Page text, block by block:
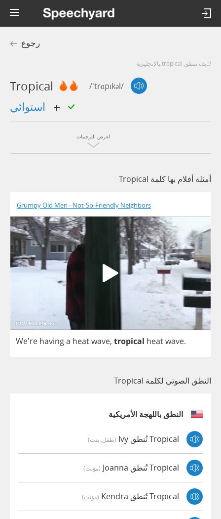
رجوع
كيف تنطق tropical بالإنجليزية
Tropical /'trɑpɪkəl/
اعرض الترجمات
أمثلة أفلام بها كلمة Tropical
Grumpy Old Men - Not-So-Friendly Neighbors
We're havinga heatwave, tropical heatwave.
النطق الصوتي لكلمة Tropical
النطق باللهجة الأمريكية
Tropical تُنطق Ivy (طفل, بنت)
Tropical تُنطق Joanna (مؤنث)
Tropical تُنطق Kendra (مؤنث)